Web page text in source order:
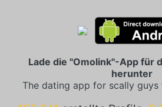
Lade die "Omolink"-App für
herunter
The dating app for scally guys